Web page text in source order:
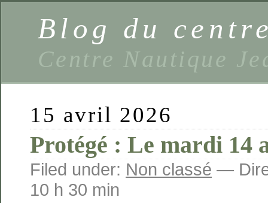
Blog du
Centre Nautique
15 avril 2026
Protégé : Le mardi 14
Filed under: Non classé —
10 h 30 min